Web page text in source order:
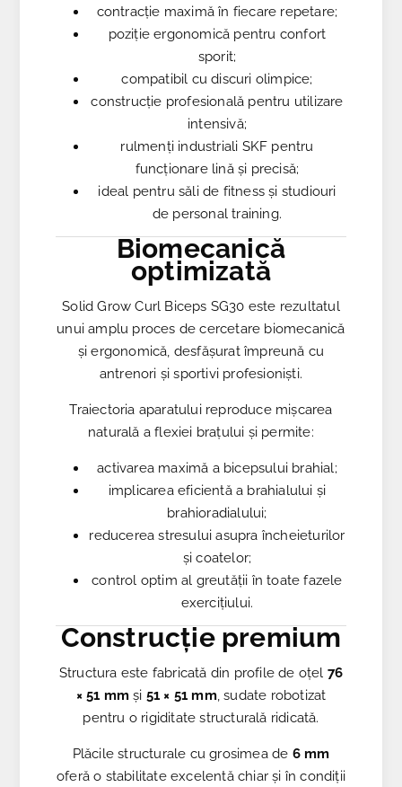
contracție maximă în fiecare repetare;
poziție ergonomică pentru confort
sporit;
compatibil cu discuri olimpice;
construcție profesională pentru utilizare
intensivă;
rulmenți industriali SKF pentru
funcționare lină și precisă;
ideal pentru săli de fitness și studiouri
de personal training.
Biomecanică
optimizată
Solid Grow Curl Biceps SG30 este rezultatul
unui amplu proces de cercetare biomecanică
și ergonomică, desfășurat împreună cu
antrenori și sportivi profesioniști.
Traiectoria aparatului reproduce mișcarea
naturală a flexiei brațului și permite:
activarea maximă a bicepsului brahial;
implicarea eficientă a brahialului și
brahioradialului;
reducerea stresului asupra încheieturilor
și coatelor;
control optim al greutății în toate fazele
exercițiului.
Construcție premium
Structura este fabricată din profile de oțel 76
× 51 mmși 51 × 51 mm, sudate robotizat
pentru o rigiditate structurală ridicată.
Plăcile structurale cu grosimea de 6 mm
oferă o stabilitate excelentă chiar și în condiții